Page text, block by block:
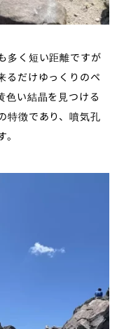
多く短い距離ですが
るだけゆっくりのペ
色い結晶を見つける
特徴であり、噴気孔